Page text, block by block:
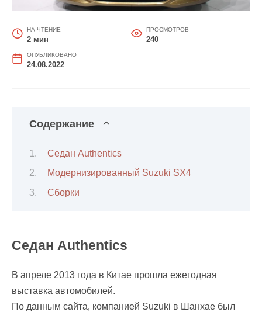
НА ЧТЕНИЕ
2 мин
ПРОСМОТРОВ
240
ОПУБЛИКОВАНО
24.08.2022
Содержание
Седан Authentics
Модернизированный Suzuki SX4
Сборки
Седан Authentics
В апреле 2013 года в Китае прошла ежегодная
выставка автомобилей.
По данным сайта, компанией Suzuki в Шанхае был